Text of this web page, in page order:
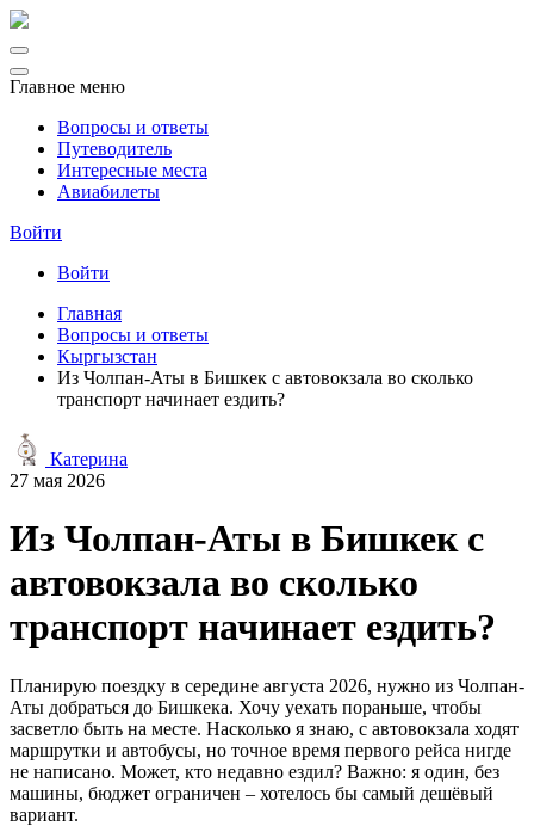
Главное меню
Вопросы и ответы
Путеводитель
Интересные места
Авиабилеты
Войти
Войти
Главная
Вопросы и ответы
Кыргызстан
Из Чолпан-Аты в Бишкек с автовокзала во сколько
транспорт начинает ездить?
Катерина
27 мая 2026
Из Чолпан-Аты в Бишкек с
автовокзала во сколько
транспорт начинает ездить?
Планирую поездку в середине августа 2026, нужно из Чолпан-
Аты добраться до Бишкека. Хочу уехать пораньше, чтобы
засветло быть на месте. Насколько я знаю, с автовокзала ходят
маршрутки и автобусы, но точное время первого рейса нигде
не написано. Может, кто недавно ездил? Важно: я один, без
машины, бюджет ограничен – хотелось бы самый дешёвый
вариант.